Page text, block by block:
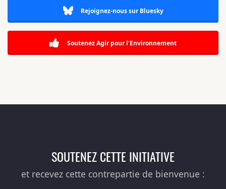
Rejoignez-nous sur Bluesky
Soutenez Agir pour l'Environnement
SOUTENEZ CETTE INITIATIVE
et recevez cette contrepartie de bienvenue :